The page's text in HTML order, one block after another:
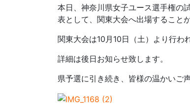
本日、神奈川県女子ユース選手権の
表として、関東大会へ出場すること
関東大会は10月10日（土）より行わ
詳細は後日お知らせ致します。
県予選に引き続き、皆様の温かいご